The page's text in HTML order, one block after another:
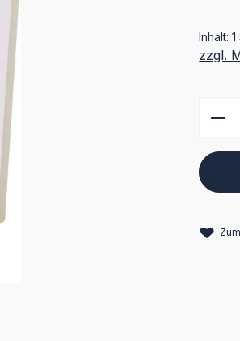
Inhalt:
zzgl.